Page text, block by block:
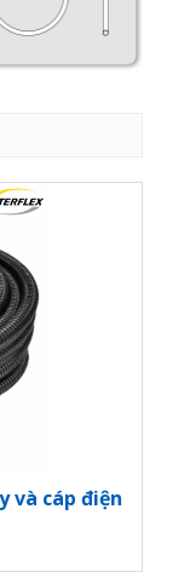
và cáp điện